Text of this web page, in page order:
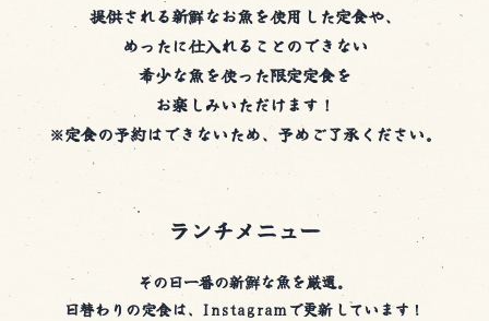
提供される新鮮なお魚を使用した定食や、
めったに仕入れることのできない
希少な魚を使った限定定食を
お楽しみいただけます！
※定食の予約はできないため、予めご了承ください。
ランチメニュー
その日一番の新鮮な魚を厳選。
日替わりの定食は、Instagramで更新しています！